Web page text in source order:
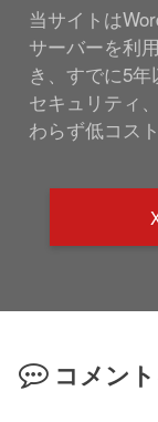
当サイトは
サーバーを利
き、すでに5年
セキュリティ
わらず低コス
コメン